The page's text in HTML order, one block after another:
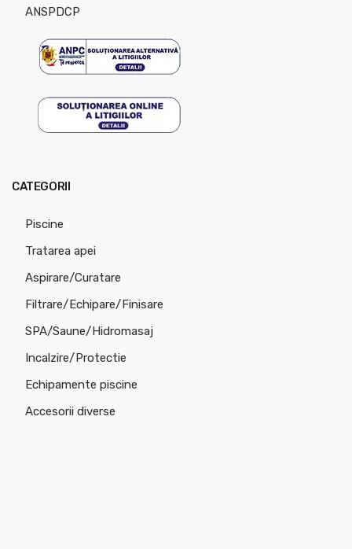
ANSPDCP
CATEGORII
Piscine
Tratarea apei
Aspirare/Curatare
Filtrare/Echipare/Finisare
SPA/Saune/Hidromasaj
Incalzire/Protectie
Echipamente piscine
Accesorii diverse